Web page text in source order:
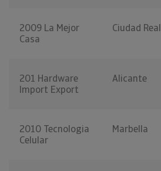
2009 La Mejor
Casa
Ciudad Real
201 Hardware
Import Export
Alicante
2010 Tecnologia
Celular
Marbella